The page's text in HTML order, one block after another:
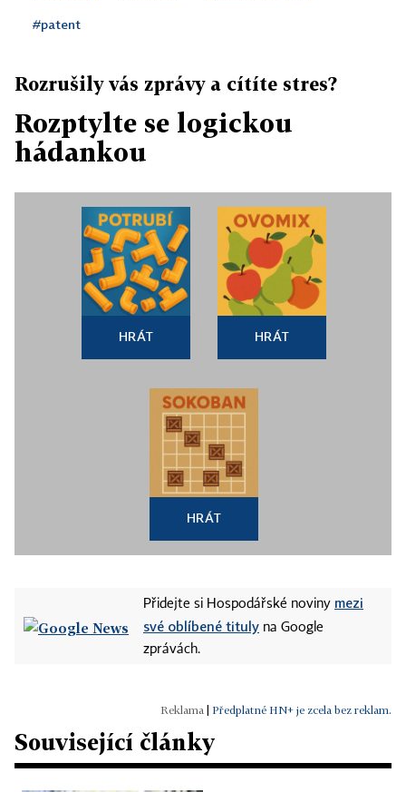
#patent
Rozrušily vás zprávy a cítíte stres?
Rozptylte se logickou
hádankou
HRÁT HRÁT
HRÁT
Přidejte si Hospodářské noviny mezi
své oblíbené tituly na Google
zprávách.
Předplatné HN+ je zcela bez reklam.
Související články